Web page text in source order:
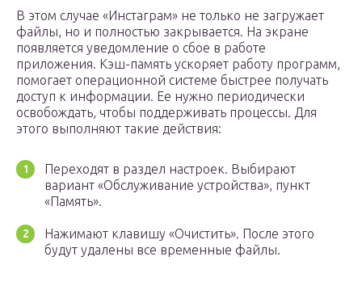
В этом случае «Инстаграм» не только не загружает
файлы, но и полностью закрывается. На экране
появляется уведомление о сбое в работе
приложения. Кэш-память ускоряет работу программ,
помогает операционной системе быстрее получать
доступ к информации. Ее нужно периодически
освобождать, чтобы поддерживать процессы. Для
этого выполняют такие действия:
Переходят в раздел настроек. Выбирают
вариант «Обслуживание устройства», пункт
«Память».
Нажимают клавишу «Очистить». После этого
будут удалены все временные файлы.